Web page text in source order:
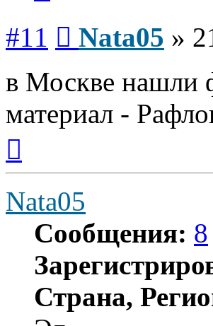
#11 Nata05 »
в Москве нашли
материал -
началу
Nata05
Сообщения: 8
Страна,